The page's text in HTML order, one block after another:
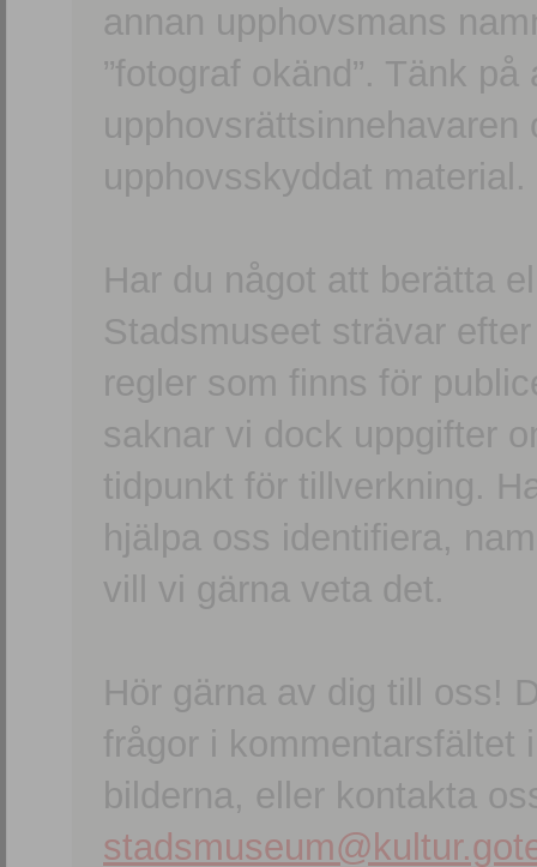
annan upphovsmans
”fotograf okänd”. Tänk
upphovsskyddat material.
Har du något att berätta
Stadsmuseet strävar
regler som finns för
saknar vi dock uppgifter
tidpunkt för tillverkning.
hjälpa oss identifiera,
vill vi gärna veta det.
Hör gärna av dig till oss!
frågor i kommentarsfältet
bilderna, eller kontakta